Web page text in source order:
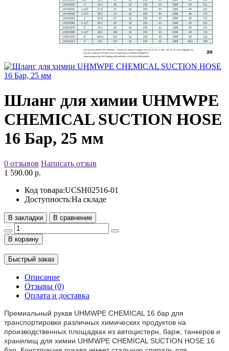
Шланг для химии UHMWPE
CHEMICAL SUCTION HOSE
16 Бар, 25 мм
0 отзывов Написать отзыв
1 590.00 р.
Код товара:UCSH02516-01
Доступность:На складе
В закладки В сравнение
В корзину
Быстрый заказ
Описание
Отзывы (0)
Оплата и доставка
Премиальный рукав UHMWPE CHEMICAL 16 бар для
транспортировки различных химических продуктов на
производственных площадках из автоцистерн, барж, танкеров и
хранилищ для химии UHMWPE CHEMICAL SUCTION HOSE 16